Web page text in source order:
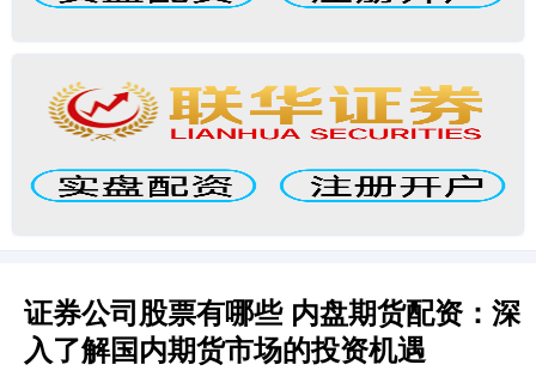
证券公司股票有哪些 内盘期货配资：深
入了解国内期货市场的投资机遇